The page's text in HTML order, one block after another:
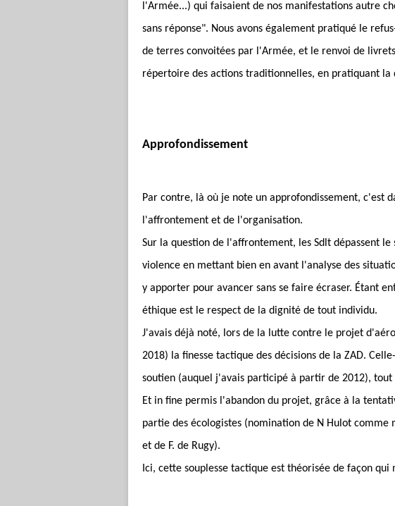
l'Armée...) qui faisaient de nos manifestations autre
sans réponse". Nous avons également pratiqué le
de terres convoitées par l'Armée, et le renvoi de
répertoire des actions traditionnelles, en pratiquant la
Approfondissement
Par contre, là où je note un approfondissement, c'est
l'affrontement et de l'organisation.
Sur la question de l'affrontement, les Sdlt dépassent
violence en mettant bien en avant l'analyse des
y apporter pour avancer sans se faire écraser. Étant
éthique est le respect de la dignité de tout individu.
J'avais déjà noté, lors de la lutte contre le projet
2018) la finesse tactique des décisions de la ZAD.
soutien (auquel j'avais participé à partir de 2012),
Et in fine permis l'abandon du projet, grâce à la
partie des écologistes (nomination de N Hulot
et de F. de Rugy).
Ici, cette souplesse tactique est théorisée de façon